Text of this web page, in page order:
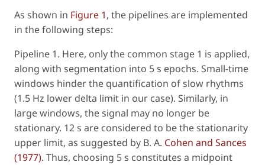
As shown in Figure 1, the pipelines are implemented
in the following steps:
Pipeline 1. Here, only the common stage 1 is applied,
along with segmentation into 5 s epochs. Small-time
windows hinder the quantification of slow rhythms
(1.5 Hz lower delta limit in our case). Similarly, in
large windows, the signal may no longer be
stationary. 12 s are considered to be the stationarity
upper limit, as suggested by B. A. Cohen and Sances
(1977). Thus, choosing 5 s constitutes a midpoint